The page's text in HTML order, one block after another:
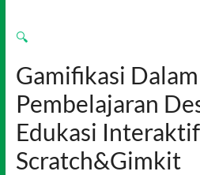
🔍
Gamifikasi Dalam
Pembelajaran
Edukasi
Scratch&Gimkit